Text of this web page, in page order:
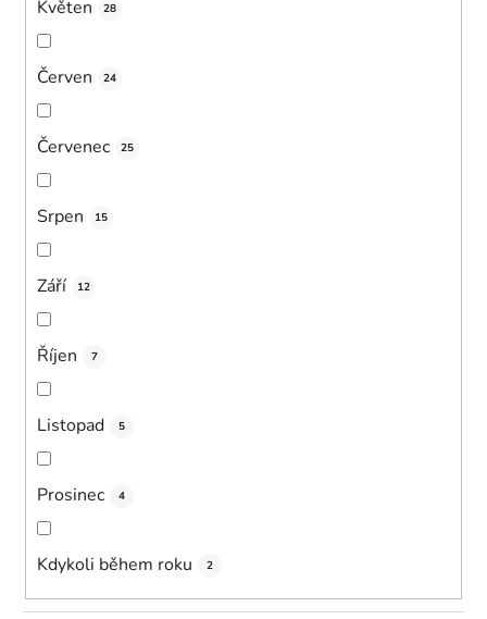
Květen 28
Červen 24
Červenec 25
Srpen 15
Září 12
Říjen 7
Listopad 5
Prosinec 4
Kdykoli během roku 2